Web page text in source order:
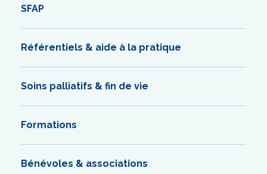
SFAP
Référentiels & aide à la pratique
Soins palliatifs & fin de vie
Formations
Bénévoles & associations